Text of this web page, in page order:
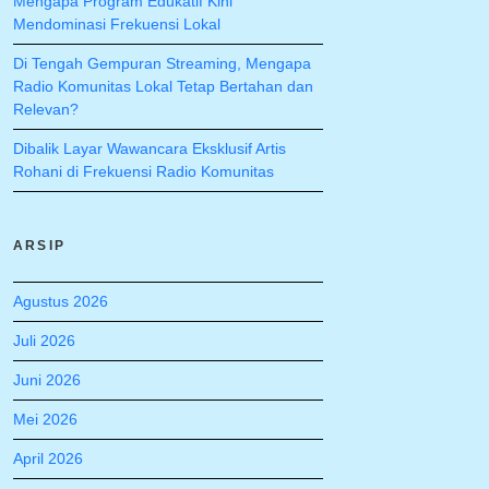
Mendominasi Frekuensi Lokal
Di Tengah Gempuran Streaming, Mengapa
Radio Komunitas Lokal Tetap Bertahan dan
Relevan?
Dibalik Layar Wawancara Eksklusif Artis
Rohani di Frekuensi Radio Komunitas
ARSIP
Agustus 2026
Juli 2026
Juni 2026
Mei 2026
April 2026